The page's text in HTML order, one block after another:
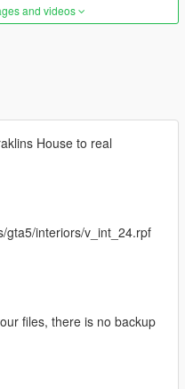
and videos
House to real
gta5/interiors/v_int_24.rpf
files, there is no backup